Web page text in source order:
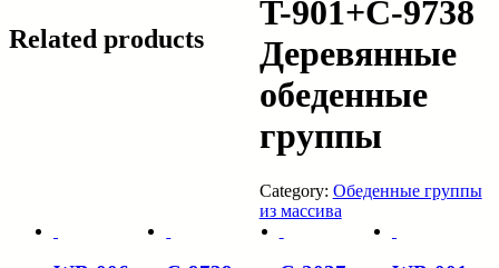
T-901+C-9738
Деревянные
обеденные
группы
Category: Обеденные группы
из массива
Related products